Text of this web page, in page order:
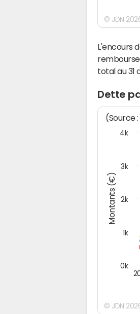
© JDN
L'encours
total au 31
Dette
Montants (€)
(Source
0k
1k
2k
3k
4k
© JDN